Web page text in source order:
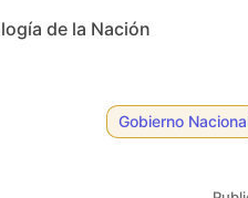
de la Nación
Gobierno